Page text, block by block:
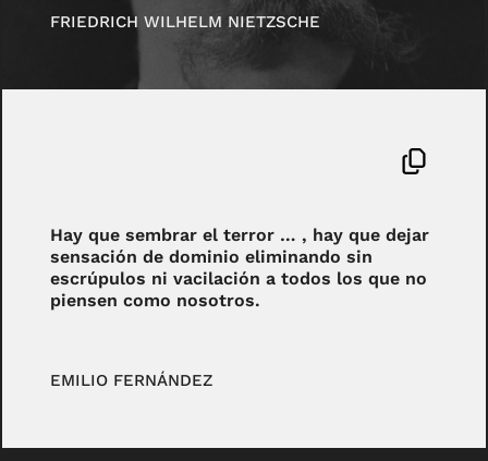
FRIEDRICH WILHELM NIETZSCHE
Hay que sembrar el terror … , hay que dejar
sensación de dominio eliminando sin
escrúpulos ni vacilación a todos los que no
piensen como nosotros.
EMILIO FERNÁNDEZ